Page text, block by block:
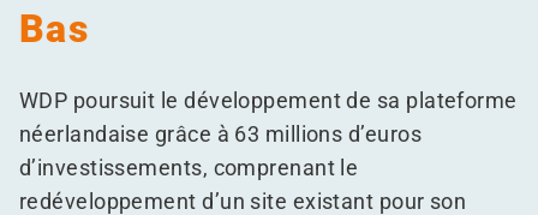
Bas
WDP poursuit le développement de sa plateforme
néerlandaise grâce à 63 millions d’euros
d’investissements, comprenant le
redéveloppement d’un site existant pour son